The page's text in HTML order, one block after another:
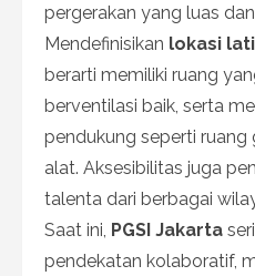
pergerakan yang luas
Mendefinisikan lokasi
berarti memiliki ruang
berventilasi baik, serta
pendukung seperti
alat. Aksesibilitas juga
talenta dari berbagai
Saat ini, PGSI Jakarta
pendekatan kolaboratif,